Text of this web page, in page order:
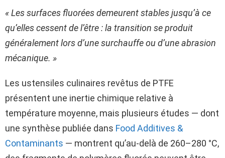
« Les surfaces fluorées demeurent stables jusqu’à ce
qu’elles cessent de l’être : la transition se produit
généralement lors d’une surchauffe ou d’une abrasion
mécanique. »
Les ustensiles culinaires revêtus de PTFE
présentent une inertie chimique relative à
température moyenne, mais plusieurs études — dont
une synthèse publiée dans Food Additives &
Contaminants — montrent qu’au-delà de 260–280 °C,